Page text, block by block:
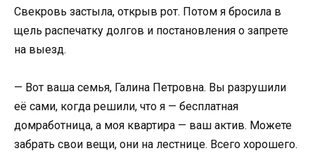
Свекровь застыла, открыв рот. Потом я бросила в
щель распечатку долгов и постановления о запрете
на выезд.
— Вот ваша семья, Галина Петровна. Вы разрушили
её сами, когда решили, что я — бесплатная
домработница, а моя квартира — ваш актив. Можете
забрать свои вещи, они на лестнице. Всего хорошего.